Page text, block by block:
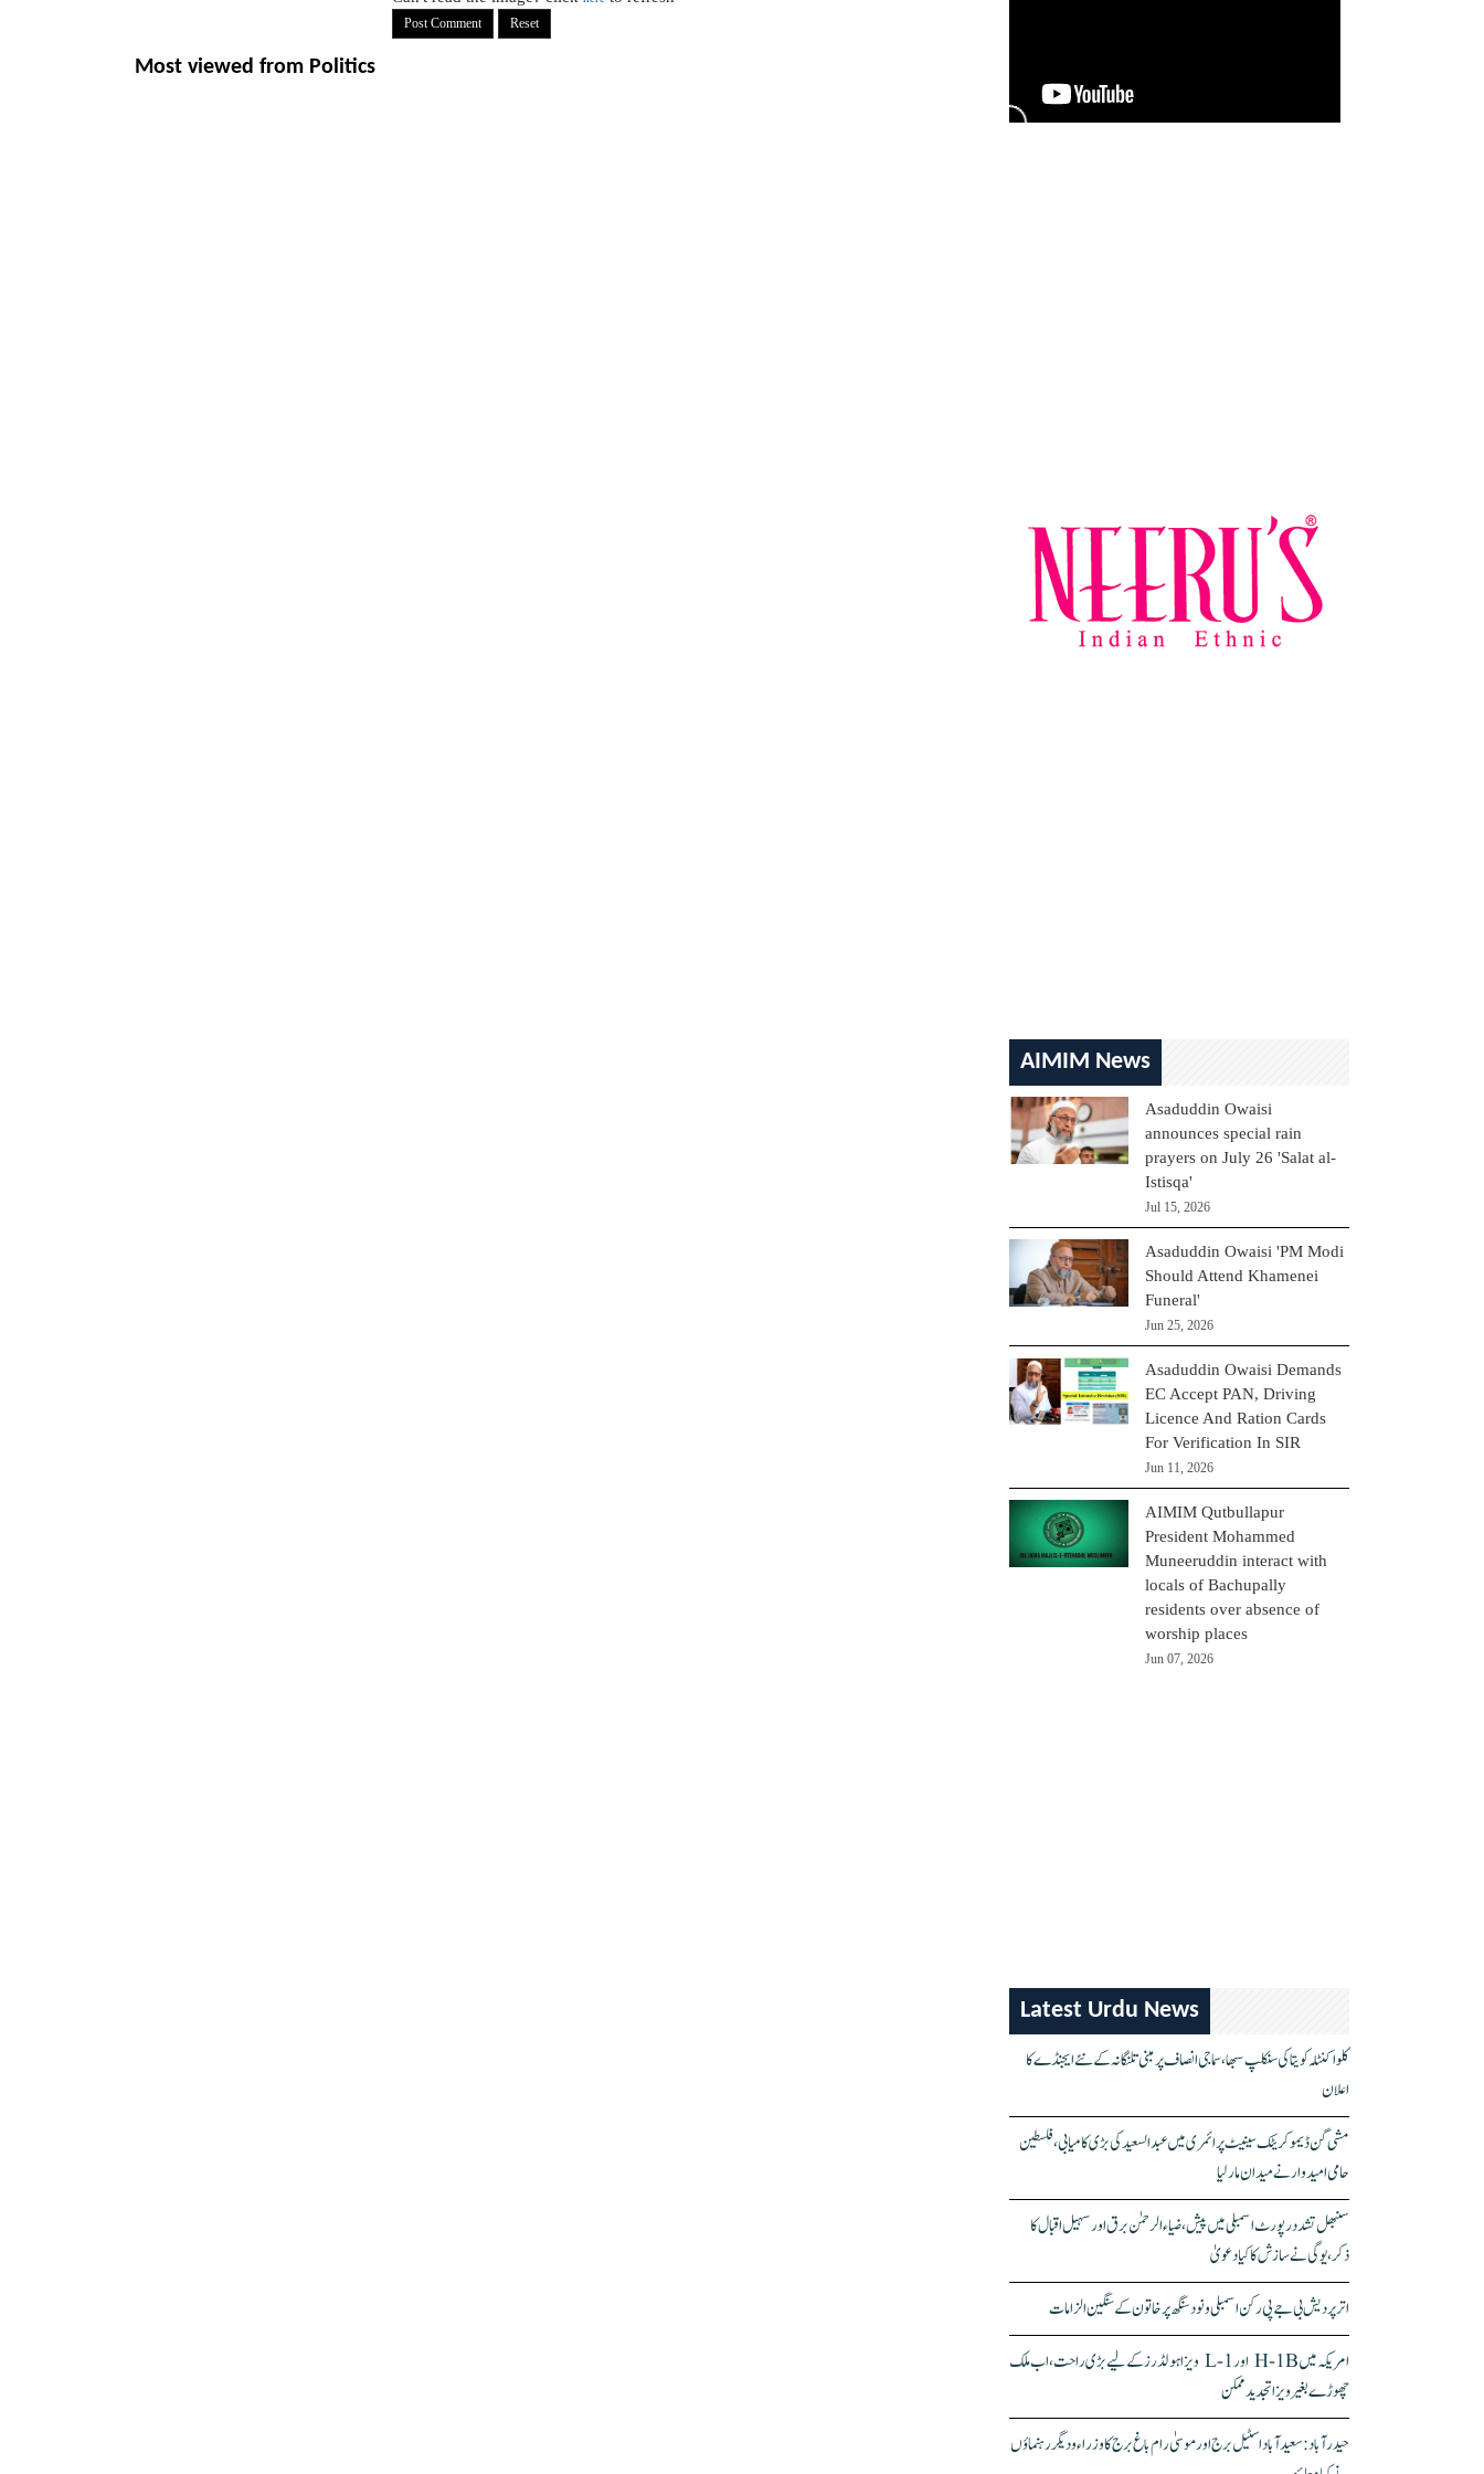
Most viewed from Politics
AIMIM News
Asaduddin Owaisi
announces special rain
prayers on July 26 'Salat al-
Istisqa'
Jul 15, 2026
Asaduddin Owaisi 'PM Modi
Should Attend Khamenei
Funeral'
Jun 25, 2026
Asaduddin Owaisi Demands
EC Accept PAN, Driving
Licence And Ration Cards
For Verification In SIR
Jun 11, 2026
AIMIM Qutbullapur
President Mohammed
Muneeruddin interact with
locals of Bachupally
residents over absence of
worship places
Jun 07, 2026
Latest Urdu News
کلواکنٹلہ کویتا کی سنکلپ سبھا، سماجی انصاف پر مبنی تلنگانہ کے نئے ایجنڈے کا
اعلان
مشی گن ڈیموکریٹک سینیٹ پرائمری میں عبدالسعید کی بڑی کامیابی، فلسطین
حامی امیدوار نے میدان مار لیا
سنبھل تشدد رپورٹ اسمبلی میں پیش، ضیاء الرحمٰن برق اور سہیل اقبال کا
ذکر، یوگی نے سازش کا کیا دعویٰ
اتر پردیش بی جے پی رکن اسمبلی ونود سنگھ پر خاتون کے سنگین الزامات
امریکہ میں H-1B اور L-1 ویزا ہولڈرز کے لیے بڑی راحت، اب ملک
چھوڑے بغیر ویزا تجدید ممکن
حیدرآباد: سعیدآباد اسٹیل برج اور موسیٰ رام باغ برج کا وزراء و دیگر رہنماؤں